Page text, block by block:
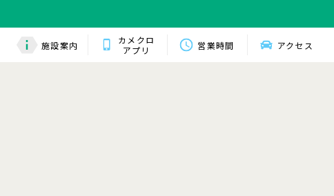
施設案内
カメクロ
アプリ
営業時間 アクセス